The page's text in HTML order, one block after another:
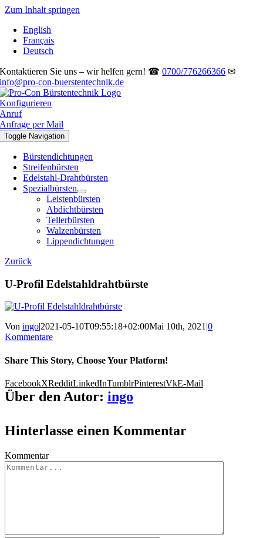
Zum Inhalt springen
English
Français
Deutsch
Kontaktieren Sie uns – wir helfen gern! ☎0700/776266366 ✉
info@pro-con-buerstentechnik.de
Konfigurieren
Anruf
Anfrage per Mail
Toggle Navigation
Bürstendichtungen
Streifenbürsten
Edelstahl-Drahtbürsten
Spezialbürsten
Leistenbürsten
Abdichtbürsten
Tellerbürsten
Walzenbürsten
Lippendichtungen
Zurück
U-Profil Edelstahldrahtbürste
Von ingo|2021-05-10T09:55:18+02:00Mai 10th, 2021|0
Kommentare
Share This Story, Choose Your Platform!
FacebookXRedditLinkedInTumblrPinterestVkE-Mail
Über den Autor: ingo
Hinterlasse einen Kommentar
Kommentar